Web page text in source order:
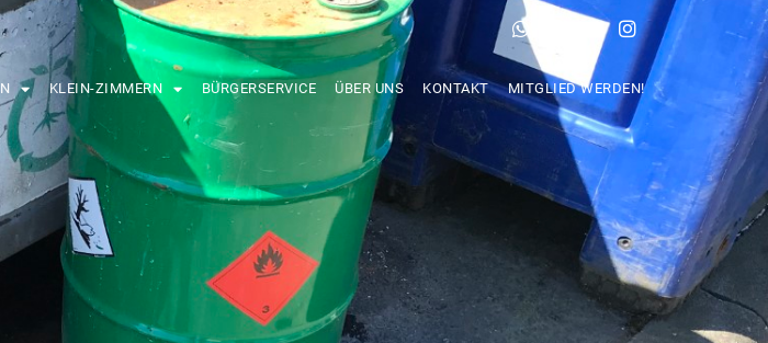
KLEIN-ZIMMERN BÜRGERSERVICE ÜBER UNS KONTAKT MITGLIED WERDEN!